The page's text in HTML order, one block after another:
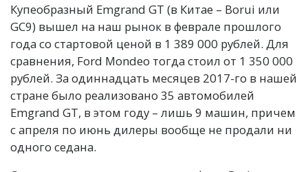
Купеобразный Emgrand GT (в Китае – Borui или
GC9) вышел на наш рынок в феврале прошлого
года со стартовой ценой в 1 389 000 рублей. Для
сравнения, Ford Mondeo тогда стоил от 1 350 000
рублей. За одиннадцать месяцев 2017-го в нашей
стране было реализовано 35 автомобилей
Emgrand GT, в этом году – лишь 9 машин, причем
с апреля по июнь дилеры вообще не продали ни
одного седана.